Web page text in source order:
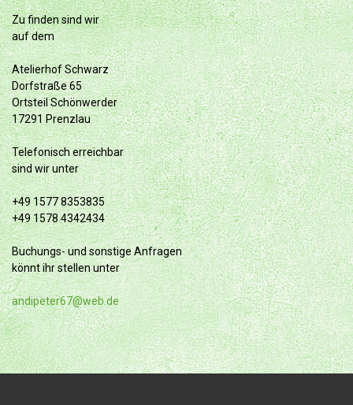
Zu finden sind wir
auf dem
Atelierhof Schwarz
Dorfstraße 65
Ortsteil Schönwerder
17291 Prenzlau
Telefonisch erreichbar
sind wir unter
+49 1577 8353835
+49 1578 4342434
Buchungs- und sonstige Anfragen
könnt ihr stellen unter
andipeter67@web.de